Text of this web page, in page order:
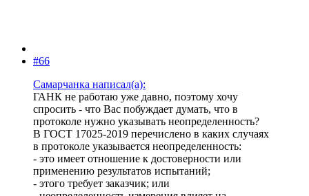
#66
Самарчанка написал(а):
ГАНК не работаю уже давно, поэтому хочу
спросить - что Вас побуждает думать, что в
протоколе нужно указывать неопределенность?
В ГОСТ 17025-2019 перечислено в каких случаях
в протоколе указывается неопределенность:
- это имеет отношение к достоверности или
применению результатов испытаний;
- этого требует заказчик; или